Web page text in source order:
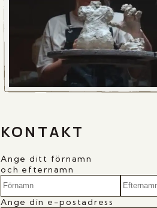
KONTAKT
Ange ditt förnamn
och efternamn
Ange din e-postadress